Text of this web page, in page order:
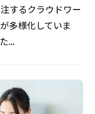
するクラウドワー
多様化していま
...